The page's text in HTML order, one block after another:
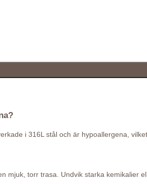
i 316L stål och är hypoallergena,
mjuk, torr trasa. Undvik starka kemikalier